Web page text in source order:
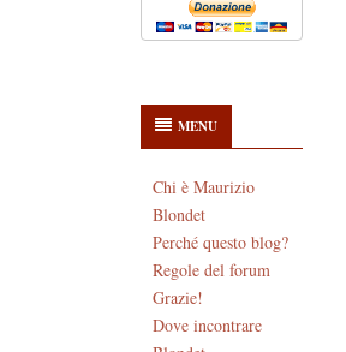
MENU
Chi è Maurizio
Blondet
Perché questo blog?
Regole del forum
Grazie!
Dove incontrare